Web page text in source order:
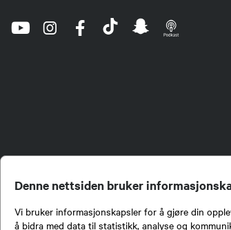
Denne nettsiden bruker
Vi bruker informasjonskapsler for å gjøre din
å bidra med data til statistikk, analyse og